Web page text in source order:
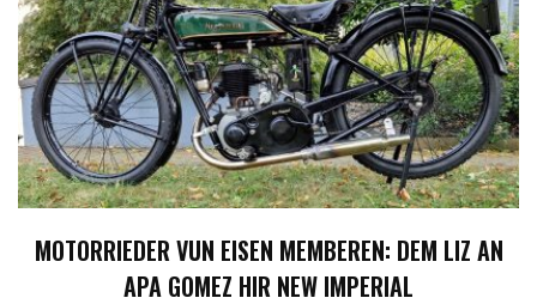
MOTORRIEDER VUN EISEN MEMBEREN: DEM LIZ AN
APA GOMEZ HIR NEW IMPERIAL